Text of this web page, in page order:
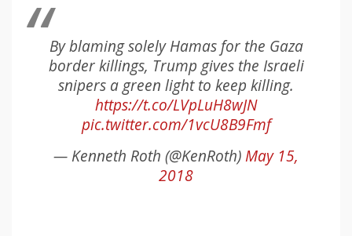
By blaming solely Hamas for the Gaza
border killings, Trump gives the Israeli
snipers a green light to keep killing.
https://t.co/LVpLuH8wJN
pic.twitter.com/1vcU8B9Fmf
— Kenneth Roth (@KenRoth)May 15,
2018